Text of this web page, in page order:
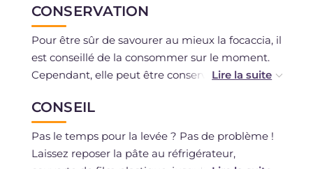
CONSERVATION
Pour être sûr de savourer au mieux la focaccia, il
est conseillé de la consommer sur le moment.
Cependant, elle peut être conservée jusqu'à 2
cas, il est conseillé de la réchauffer au four
quelques instants.
Vous pouvez également congeler la focaccia
cuite, une fois décongelée, réchauffez-la avant
CONSEIL
Pas le temps pour la levée ? Pas de problème !
Laissez reposer la pâte au réfrigérateur,